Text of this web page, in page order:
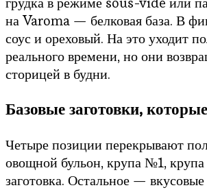
на Varoma — белковая база. В
соус и ореховый. На это уходит
реального времени, но они
сторицей в будни.
Базовые заготовки,
Четыре позиции перекрывают
овощной бульон, крупа №1,
заготовка. Остальное —